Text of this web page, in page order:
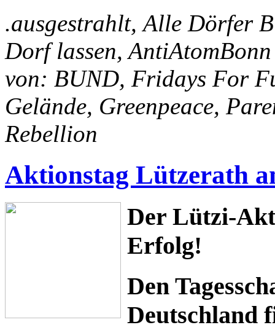
.ausgestrahlt, Alle Dörfer
Dorf lassen,
von: BUND, Fridays For
Gelände, Greenpeace,
Rebellion
Aktionstag Lützerath
Der Lützi-
Erfolg!
Den
Deutschland